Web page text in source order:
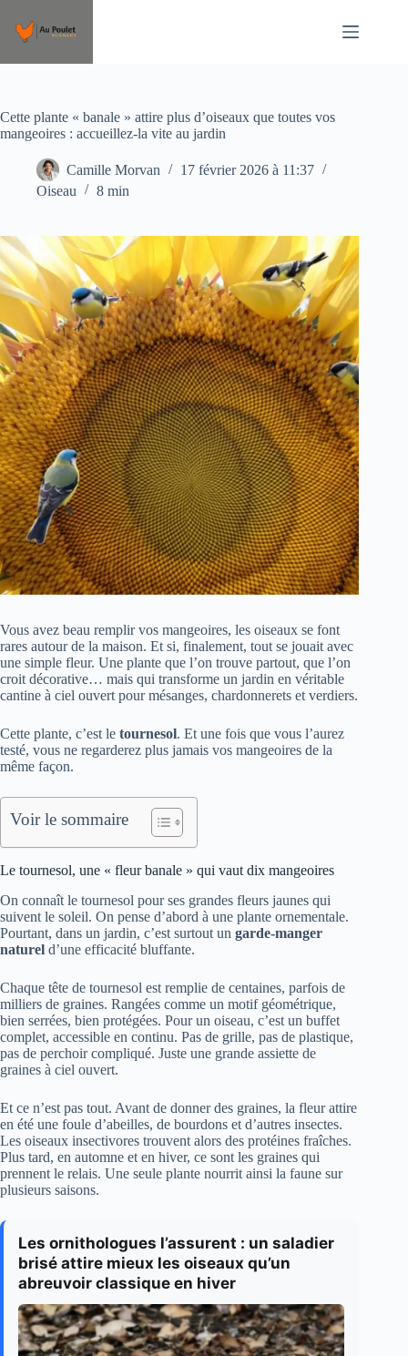
contenu
Cette plante « banale » attire plus d’oiseaux que toutes vos
mangeoires : accueillez-la vite au jardin
Camille Morvan
17 février 2026 à 11:37
Oiseau
8 min
Vous avez beau remplir vos mangeoires, les oiseaux se font
rares autour de la maison. Et si, finalement, tout se jouait avec
une simple fleur. Une plante que l’on trouve partout, que l’on
croit décorative… mais qui transforme un jardin en véritable
cantine à ciel ouvert pour mésanges, chardonnerets et verdiers.
Cette plante, c’est le tournesol. Et une fois que vous l’aurez
testé, vous ne regarderez plus jamais vos mangeoires de la
même façon.
Voir le sommaire
Le tournesol, une « fleur banale » qui vaut dix mangeoires
On connaît le tournesol pour ses grandes fleurs jaunes qui
suivent le soleil. On pense d’abord à une plante ornementale.
Pourtant, dans un jardin, c’est surtout un garde-manger
naturel d’une efficacité bluffante.
Chaque tête de tournesol est remplie de centaines, parfois de
milliers de graines. Rangées comme un motif géométrique,
bien serrées, bien protégées. Pour un oiseau, c’est un buffet
complet, accessible en continu. Pas de grille, pas de plastique,
pas de perchoir compliqué. Juste une grande assiette de
graines à ciel ouvert.
Et ce n’est pas tout. Avant de donner des graines, la fleur attire
en été une foule d’abeilles, de bourdons et d’autres insectes.
Les oiseaux insectivores trouvent alors des protéines fraîches.
Plus tard, en automne et en hiver, ce sont les graines qui
prennent le relais. Une seule plante nourrit ainsi la faune sur
plusieurs saisons.
Les ornithologues l’assurent : un saladier
brisé attire mieux les oiseaux qu’un
abreuvoir classique en hiver